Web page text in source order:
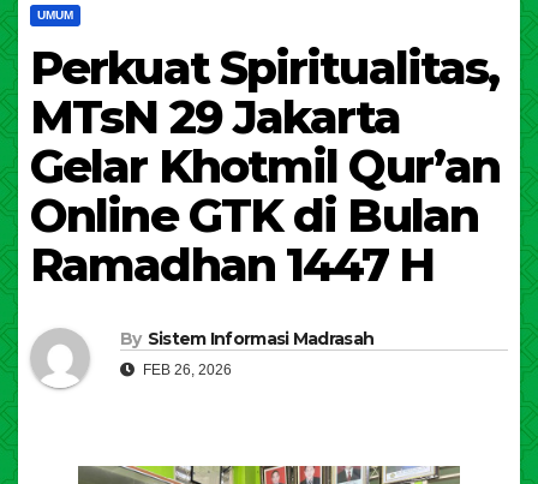
UMUM
Perkuat Spiritualitas,
MTsN 29 Jakarta
Gelar Khotmil Qur’an
Online GTK di Bulan
Ramadhan 1447 H
By Sistem Informasi Madrasah
FEB 26, 2026